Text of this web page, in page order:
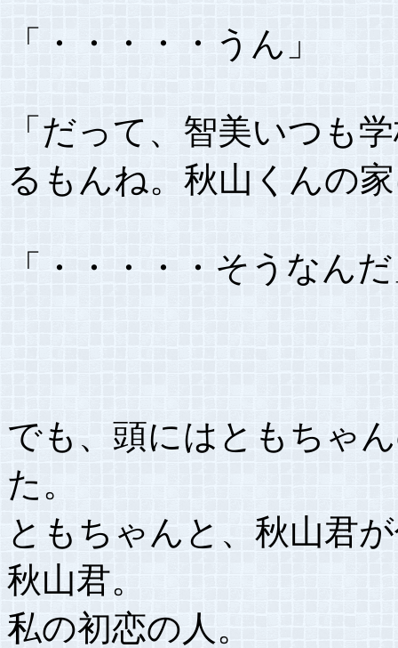
「・・・・・うん」
「だって、智美いつも
るもんね。秋山くんの
「・・・・・そうなん
でも、頭にはともちゃ
た。
ともちゃんと、秋山君
秋山君。
私の初恋の人。